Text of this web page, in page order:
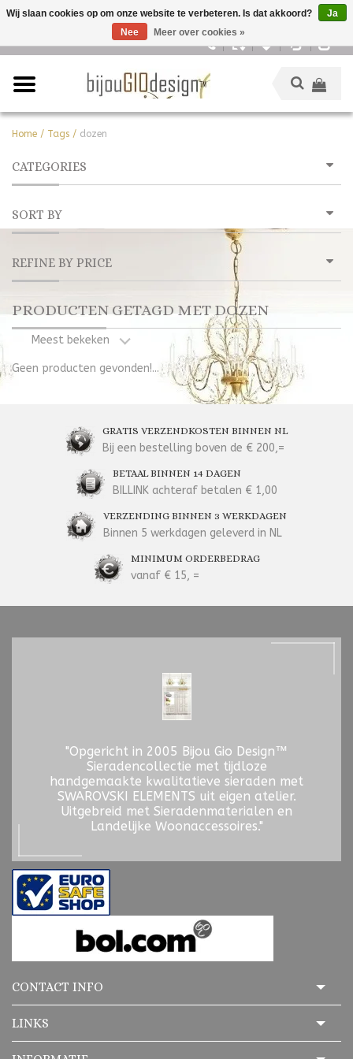
Home / Tags / dozen
CATEGORIES
SORT BY
REFINE BY PRICE
PRODUCTEN GETAGD MET DOZEN
Meest bekeken
Geen producten gevonden!...
GRATIS VERZENDKOSTEN BINNEN NL
Bij een bestelling boven de € 200,=
BETAAL BINNEN 14 DAGEN
BILLINK achteraf betalen € 1,00
VERZENDING BINNEN 3 WERKDAGEN
Binnen 5 werkdagen geleverd in NL
MINIMUM ORDERBEDRAG
vanaf € 15, =
"Opgericht in 2005 Bijou Gio Design™
Sieradencollectie met tijdloze
handgemaakte kwalitatieve sieraden met
SWAROVSKI ELEMENTS uit eigen atelier.
Uitgebreid met Sieradenmaterialen en
Landelijke Woonaccessoires."
CONTACT INFO
LINKS
Wij slaan cookies op om onze website te verbeteren. Is dat akkoord?
Ja
Nee
Meer over cookies »